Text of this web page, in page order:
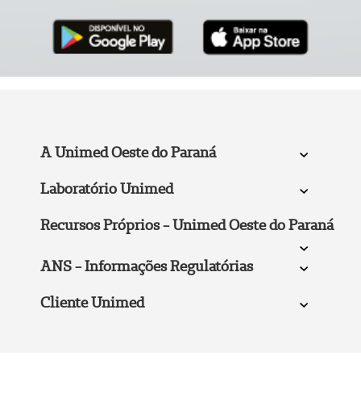
A Unimed Oeste do Paraná
Laboratório Unimed
Recursos Próprios - Unimed Oeste do Paraná
ANS - Informações Regulatórias
Cliente Unimed